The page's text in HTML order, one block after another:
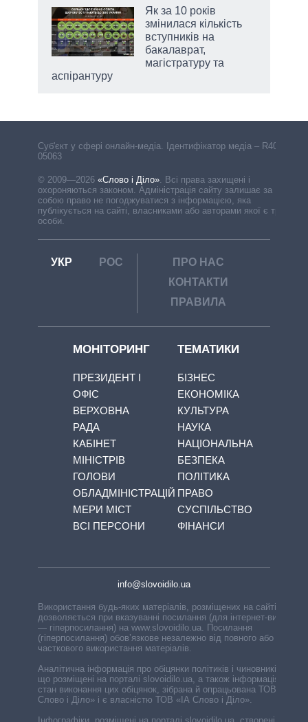
Як за 10 років
змінилася кількість
вступників на
бакалаврат,
магістратуру та
аспірантуру
Cуб'єкт у сфері онлайн-медіа. Ідентифікатор медіа – R40-
05063
© 2009—2026 «Слово і Діло». Всі права захищені і
охороняються законом. Адміністрація сайту залишає за
собою право не погоджуватися з інформацією, яка
публікується на сайті, власниками або авторами якої є треті
особи.
УКР РОС
ПРО НАС
КОНТАКТИ
ПРАВИЛА
МОНІТОРИНГ
ПРЕЗИДЕНТ І
ОФІС
ВЕРХОВНА
РАДА
КАБІНЕТ
МІНІСТРІВ
ГОЛОВИ
ОБЛАДМІНІСТРАЦІЙ
МЕРИ МІСТ
ВСІ ПЕРСОНИ
ТЕМАТИКИ
БІЗНЕС
ЕКОНОМІКА
КУЛЬТУРА
НАУКА
НАЦІОНАЛЬНА
БЕЗПЕКА
ПОЛІТИКА
ПРАВО
СУСПІЛЬСТВО
ФІНАНСИ
info@slovoidilo.ua
Використання будь-яких матеріалів, розміщених на сайті,
дозволяється при вказуванні посилання (для інтернет-видань
— гіперпосилання) на www.slovoidilo.ua. Посилання
(гіперпосилання) обов’язкове незалежно від повного або
часткового використання матеріалів.
Аналітична інформація про обіцянки політиків і чиновників,
що розміщені на порталі slovoidilo.ua, а також інформація про
стан виконання цих обіцянок, зібрана й опрацьована ТОВ «ІА
Слово і Діло» і є власністю ТОВ «ІА Слово і Діло».